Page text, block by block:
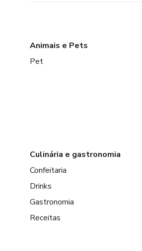
Animais e Pets
Pet
Culinária e gastronomia
Confeitaria
Drinks
Gastronomia
Receitas